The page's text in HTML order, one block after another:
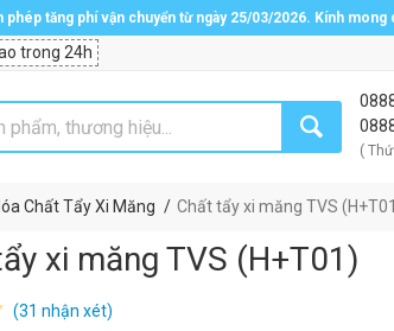
phép tăng phí vận chuyển từ ngày 25/03/2026. Kính
trong 24h
(
Chất Tẩy Xi Măng Chất tẩy xi măng TVS
xi măng TVS (H+T01)
(31 nhận xét)